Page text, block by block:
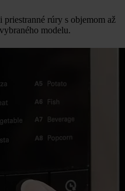
rúry s objemom až
modelu.